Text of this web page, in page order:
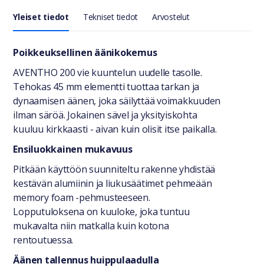
Yleiset tiedot Tekniset tiedot Arvostelut
Yleiset tiedot
Poikkeuksellinen äänikokemus
AVENTHO 200 vie kuuntelun uudelle tasolle.
Tehokas 45 mm elementti tuottaa tarkan ja
dynaamisen äänen, joka säilyttää voimakkuuden
ilman säröä. Jokainen sävel ja yksityiskohta
kuuluu kirkkaasti - aivan kuin olisit itse paikalla.
Ensiluokkainen mukavuus
Pitkään käyttöön suunniteltu rakenne yhdistää
kestävän alumiinin ja liukusäätimet pehmeään
memory foam -pehmusteeseen.
Lopputuloksena on kuuloke, joka tuntuu
mukavalta niin matkalla kuin kotona
rentoutuessa.
Äänen tallennus huippulaadulla